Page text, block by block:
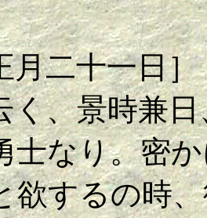
十一日］
景時兼日
士なり。密
るの時、